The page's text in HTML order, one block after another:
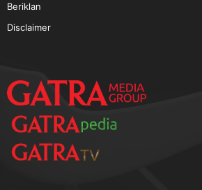
TERPOPULER